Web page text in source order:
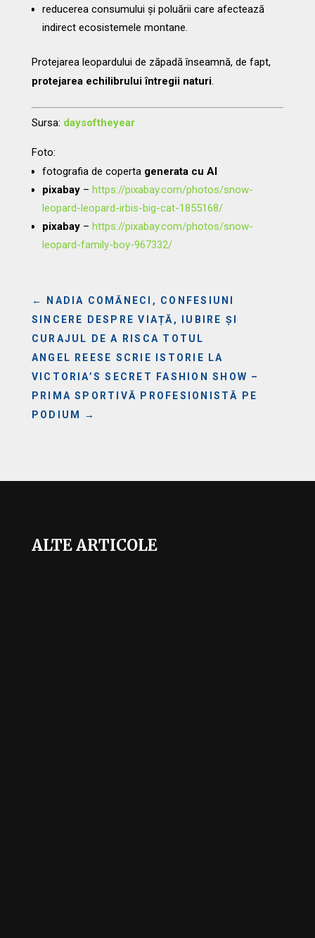
reducerea consumului și poluării care afectează
indirect ecosistemele montane.
Protejarea leopardului de zăpadă înseamnă, de fapt,
protejarea echilibrului întregii naturi.
Sursa: daysoftheyear
Foto:
fotografia de coperta generata cu AI
pixabay– https://pixabay.com/photos/snow-
leopard-leopard-irbis-big-cat-1855168/
pixabay– https://pixabay.com/photos/snow-
leopard-family-boy-967332/
←
NADIA COMĂNECI, CONFESIUNI
SINCERE DESPRE VIAȚĂ, IUBIRE ȘI
CURAJUL DE A RISCA TOTUL
ANGEL REESE SCRIE ISTORIE LA
VICTORIA’S SECRET FASHION SHOW –
PRIMA SPORTIVĂ PROFESIONISTĂ PE
PODIUM
→
ALTE ARTICOLE